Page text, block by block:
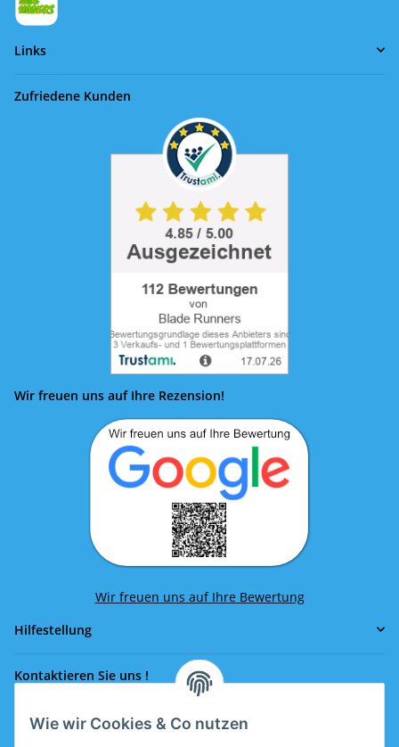
Wie wir Cookies & Co nutzen
Links
Zufriedene Kunden
Wir freuen uns auf Ihre Rezension!
Wir freuen uns auf Ihre Bewertung
Hilfestellung
Kontaktieren Sie uns !
Rufen Sie uns an!